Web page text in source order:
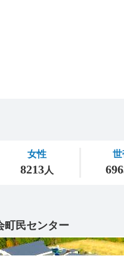
町民センター